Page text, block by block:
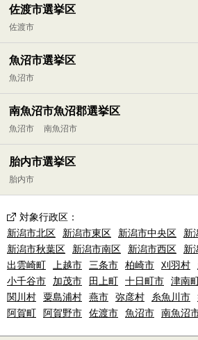
佐渡市選挙区
佐渡市
魚沼市選挙区
魚沼市
南魚沼市魚沼郡選挙区
魚沼市 南魚沼市
胎内市選挙区
胎内市
対象行政区 ：
新潟市北区
新潟市東区 新潟市中央区
新
新潟市秋葉区
新潟市南区 新潟市西区 新
出雲崎町
上越市 三条市 柏崎市 刈羽村
小千谷市
加茂市 田上町 十日町市 津南
関川村
粟島浦村 燕市 弥彦村 糸魚川市
阿賀町
阿賀野市 佐渡市 魚沼市 南魚沼